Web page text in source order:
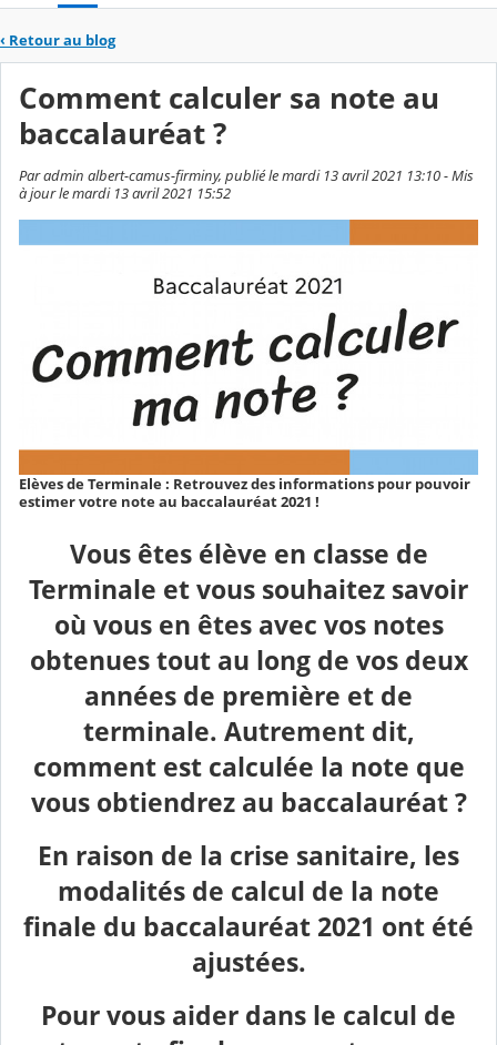
‹ Retour au blog
Comment calculer sa note au
baccalauréat ?
Par admin albert-camus-firminy, publié le mardi 13 avril 2021 13:10 - Mis
à jour le mardi 13 avril 2021 15:52
Elèves de Terminale : Retrouvez des informations pour pouvoir
estimer votre note au baccalauréat 2021 !
Vous êtes élève en classe de
Terminale et vous souhaitez savoir
où vous en êtes avec vos notes
obtenues tout au long de vos deux
années de première et de
terminale. Autrement dit,
comment est calculée la note que
vous obtiendrez au baccalauréat ?
En raison de la crise sanitaire, les
modalités de calcul de la note
finale du baccalauréat 2021 ont été
ajustées.
Pour vous aider dans le calcul de